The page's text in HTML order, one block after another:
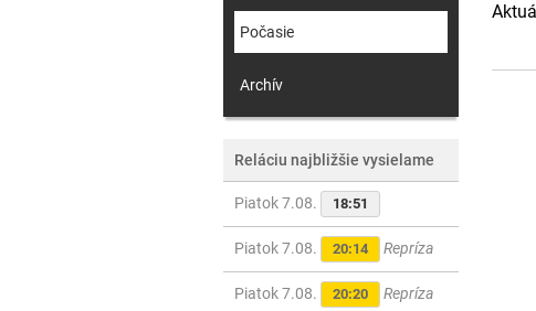
Počasie
Archív
Reláciu najbližšie vysielame
Piatok 7.08. 18:51
Piatok 7.08. 20:14 Repríza
Piatok 7.08. 20:20 Repríza